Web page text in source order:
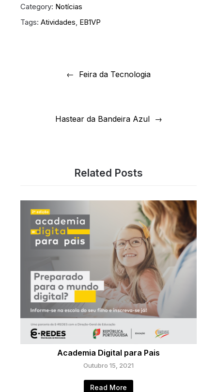
Category: Notícias
Tags:Atividades, EB1VP
Feira da Tecnologia
Hastear da Bandeira Azul
Related Posts
Academia Digital para Pais
Outubro 15, 2021
Read More